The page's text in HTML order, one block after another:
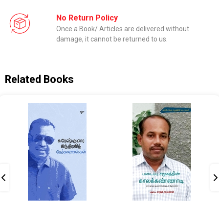
No Return Policy
Once a Book/ Articles are delivered without
damage, it cannot be returned to us.
Related Books